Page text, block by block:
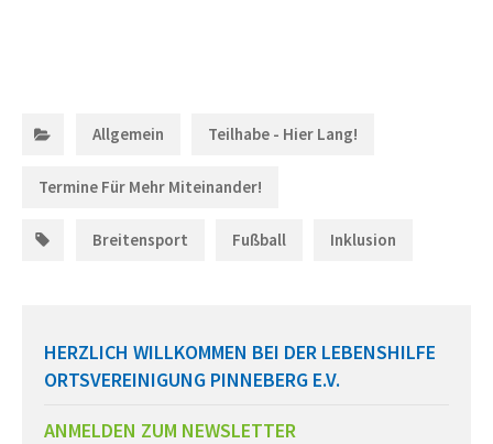
Allgemein Teilhabe - Hier Lang!
Termine Für Mehr Miteinander!
Breitensport Fußball Inklusion
HERZLICH WILLKOMMEN BEI DER LEBENSHILFE
ORTSVEREINIGUNG PINNEBERG E.V.
ANMELDEN ZUM NEWSLETTER